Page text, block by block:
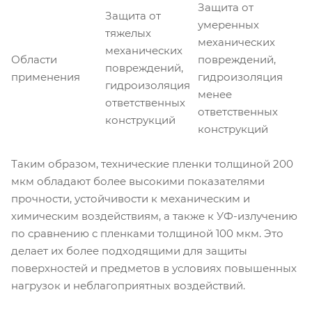
Области
применения
Защита от
тяжелых
механических
повреждений,
гидроизоляция
ответственных
конструкций
Защита от
умеренных
механических
повреждений,
гидроизоляция
менее
ответственных
конструкций
Таким образом, технические пленки толщиной 200
мкм обладают более высокими показателями
прочности, устойчивости к механическим и
химическим воздействиям, а также к УФ-излучению
по сравнению с пленками толщиной 100 мкм. Это
делает их более подходящими для защиты
поверхностей и предметов в условиях повышенных
нагрузок и неблагоприятных воздействий.